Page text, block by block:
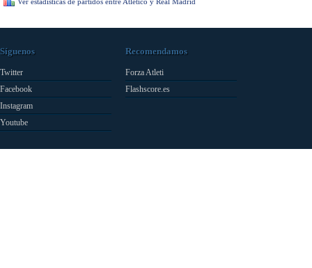
Síguenos
Twitter
Facebook
Instagram
Youtube
Recomendamos
Forza Atleti
Flashscore.es